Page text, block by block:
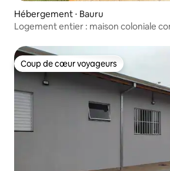
Hébergement ⋅ Bauru
Logement entier : maison coloniale
Coup de cœur voyageurs
Coup de cœur voyageurs